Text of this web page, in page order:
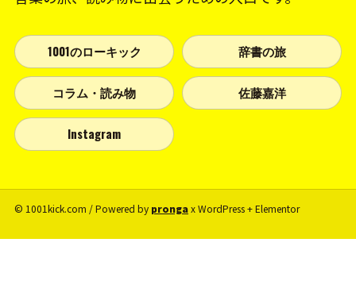
1001のローキック 辞書の旅
コラム・読み物 佐藤嘉洋
Instagram
© 1001kick.com / Powered by prongax WordPress + Elementor